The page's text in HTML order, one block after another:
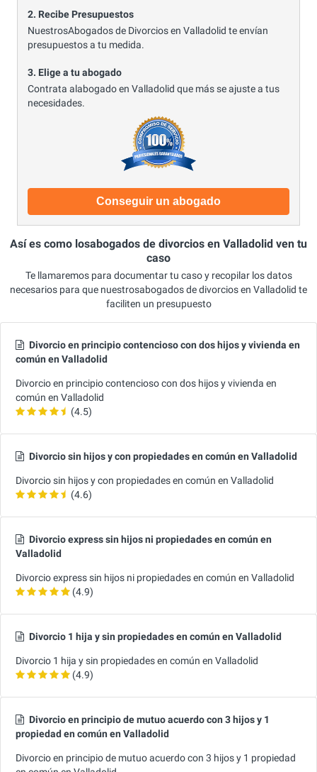
2. Recibe Presupuestos
NuestrosAbogados de Divorcios en Valladolid te envían
presupuestos a tu medida.
3. Elige a tu abogado
Contrata alabogado en Valladolid que más se ajuste a tus
necesidades.
Conseguir un abogado
Así es como losabogados de divorcios en Valladolid ven tu
caso
Te llamaremos para documentar tu caso y recopilar los datos
necesarios para que nuestrosabogados de divorcios en Valladolid te
faciliten un presupuesto
Divorcio en principio contencioso con dos hijos y vivienda en
común en Valladolid
Divorcio en principio contencioso con dos hijos y vivienda en
común en Valladolid
(4.5)
Divorcio sin hijos y con propiedades en común en Valladolid
Divorcio sin hijos y con propiedades en común en Valladolid
(4.6)
Divorcio express sin hijos ni propiedades en común en
Valladolid
Divorcio express sin hijos ni propiedades en común en Valladolid
(4.9)
Divorcio 1 hija y sin propiedades en común en Valladolid
Divorcio 1 hija y sin propiedades en común en Valladolid
(4.9)
Divorcio en principio de mutuo acuerdo con 3 hijos y 1
propiedad en común en Valladolid
Divorcio en principio de mutuo acuerdo con 3 hijos y 1 propiedad